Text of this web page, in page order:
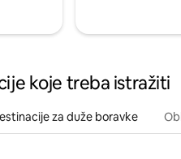
koje treba istražiti
za duže boravke